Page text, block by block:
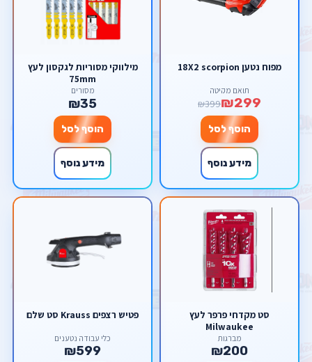
מפוח נטען 18X2 scorpion
תואם מקיטה
₪299
₪399
הוסף לסל
מידע נוסף
מילווקי מסוריות לגקסון לעץ
75mm
מסורים
₪35
הוסף לסל
מידע נוסף
סט מקדחי פרפר לעץ
Milwaukee
מברגות
₪200
פטיש רצפים Krauss סט שלם
כלי עבודה נטענים
₪599